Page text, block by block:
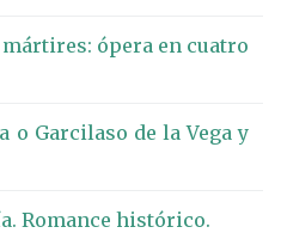
ópera en cuatro
o Garcilaso de la Vega y
Romance histórico.